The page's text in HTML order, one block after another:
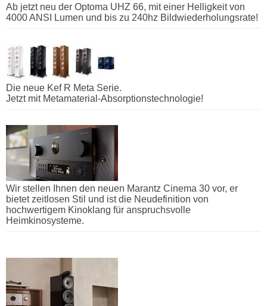
Ab jetzt neu der Optoma UHZ 66, mit einer Helligkeit von
4000 ANSI Lumen und bis zu 240hz Bildwiederholungsrate!
Die neue Kef R Meta Serie.
Jetzt mit Metamaterial-Absorptionstechnologie!
Wir stellen Ihnen den neuen Marantz Cinema 30 vor, er
bietet zeitlosen Stil und ist die Neudefinition von
hochwertigem Kinoklang für anspruchsvolle
Heimkinosysteme.